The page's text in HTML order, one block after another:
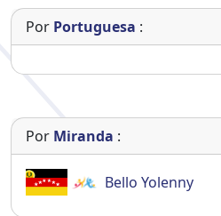
Por Portuguesa :
Por Miranda :
Bello Yolenny